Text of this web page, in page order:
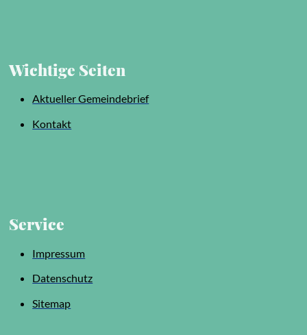
Wichtige Seiten
Aktueller Gemeindebrief
Kontakt
Service
Impressum
Datenschutz
Sitemap